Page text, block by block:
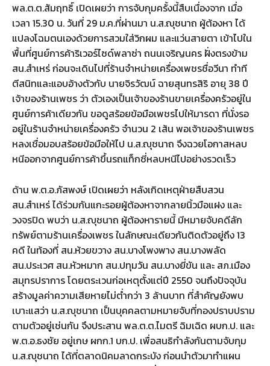
พล.ต.ต.สัมฤทธิ์ เปิดเผยว่า การจับกุมครั้งนี้สืบเนื่องจาก เมื่อ
เวลา 15.30 น. วันที่ 29 ม.ค.ที่ผ่านมา น.ส.ญุชนาถ ผู้ต้องหา ได้
แปลงโฉมตนเองด้วยการสวมใส่วิกผม และแว่นสายตา เข้าไปใน
พื้นที่ศูนย์การค้าริเวอร์ไซด์พลาซ่า ถนนเจริญนคร ฝั่งตรงข้าม
สน.สำเหร่ ก่อนจะเดินไปที่ร้านจำหน่ายเครื่องเพชรชื่อวีนา ทำที
ตีสนิทและแอบอ้างตัวกับ นายจิรวัฒน์ ฉายสุนทรสิริ อายุ 38 ปี
เจ้าของร้านเพชร ว่า ตัวเองเป็นเจ้าของร้านขายเครื่องครัวอยู่ใน
ศูนย์การค้าเดียวกัน ขอดูสร้อยข้อมือเพชรไปให้มารดา ที่นั่งรอ
อยู่ในร้านจำหน่ายเครื่องครัว จำนวน 2 เส้น พอเจ้าของร้านเพชร
หลงเชื่อมอบสร้อยข้อมือให้ไป น.ส.ญุชนาถ จึงฉวยโอกาสหลบ
หนีออกจากศูนย์การค้าขึ้นรถแท็กซี่หลบหนีไปอย่างรวดเร็ว
ด้าน พ.ต.อ.ภัสพงษ์ เปิดเผยว่า หลังเกิดเหตุฝ่ายสืบสวน
สน.สำเหร่ ได้ร่วมกันแกะรอยผู้ต้องหาจากลายนิ้วมือแฝง และ
วงจรปิด พบว่า น.ส.ญุชนาถ ผู้ต้องหารายนี้ มีหมายจับคดีลัก
ทรัพย์ตามร้านเครื่องเพชร ในลักษณะเดียวกันติดตัวอยู่ถึง 13
คดี ในท้องที่ สน.ห้วยขวาง สน.บางโพงพาง สน.บางพลัด
สน.ประเวศ สน.หัวหมาก สน.ปทุมวัน สน.บางยี่ขัน และ สภ.เมือง
สมุทรปราการ โดยตระเวนก่อเหตุตั้งแต่ปี 2550 จนถึงปัจจุบัน
สร้างมูลค่าความเสียหายไม่ต่ำกว่า 3 ล้านบาท ที่สำคัญยังพบ
เบาะแสว่า น.ส.ญุชนาถ เป็นบุคคลตามหมายจับที่กองปราบปราม
ตามตัวอยู่เช่นกัน จึงประสาน พล.ต.ต.ไมตรี ฉิมเฉิด ผบก.ป. และ
พ.ต.อ.ธงชัย อยู่เกษ ผกก.1 บก.ป. เพื่อสนธิกำลังกันตามจับกุม
น.ส.ญุชนาถ ได้ที่ตลาดนิคมลาดกระบัง ก่อนนำตัวมาทำแผน